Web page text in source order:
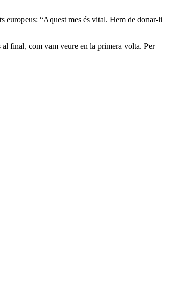
europeus: “Aquest mes és vital. Hem de donar-li
final, com vam veure en la primera volta. Per